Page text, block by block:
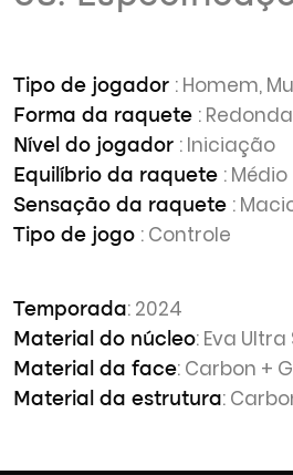
Tipo de jogador : Homem,
Forma da raquete : Redonda
Nível do jogador : Iniciação
Equilíbrio da raquete : Médio
Sensação da raquete :
Tipo de jogo : Controle
Temporada: 2024
Material do núcleo: Eva
Material da face: Carbon +
Material da estrutura: